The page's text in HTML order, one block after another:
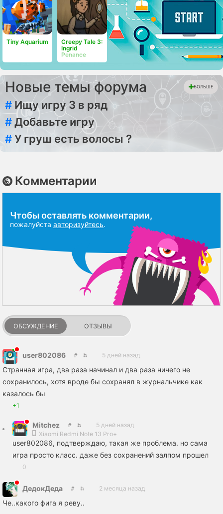
Tiny Aquarium
Creepy Tale 3:
Ingrid
Penance
Новые темы форума БОЛЬШЕ
# Ищу игру 3 в ряд
#Добавьте игру
#У груш есть волосы ?
Комментарии
Чтобы оставлять комментарии,
пожалуйста авторизуйтесь.
ОБСУЖДЕНИЕ ОТЗЫВЫ
user802086 5 дней назад
Странная игра, два раза начинал и два раза ничего не
сохранилось, хотя вроде бы сохранял в журнальчике как
казалось бы
+1
Mitchez
5 дней назад
Xiaomi Redmi Note 13 Pro+
user802086, подтверждаю, такая же проблема. но сама
игра просто класс. даже без сохранений залпом прошел
0
ДедокДеда 2 месяца назад
Че..какого фига я реву..